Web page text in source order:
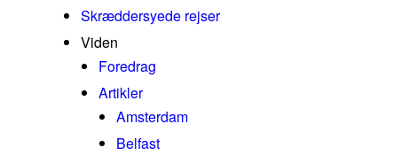
Skræddersyede rejser
Viden
Foredrag
Artikler
Amsterdam
Belfast